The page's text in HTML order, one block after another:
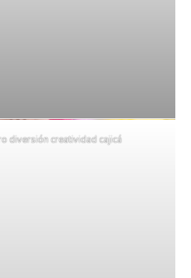
diversión creatividad cajicá